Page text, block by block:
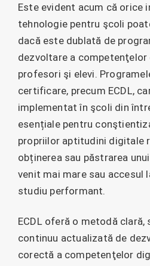
Este evident acum că orice
tehnologie pentru şcoli
dacă este dublată de
dezvoltare a
profesori şi elevi.
certificare, precum ECDL,
implementat în şcoli din
esențiale pentru
propriilor aptitudini digitale
obținerea sau păstrarea
venit mai mare sau accesul
studiu performant.
ECDL oferă o metodă
continuu actualizată de
corectă a competenţelor